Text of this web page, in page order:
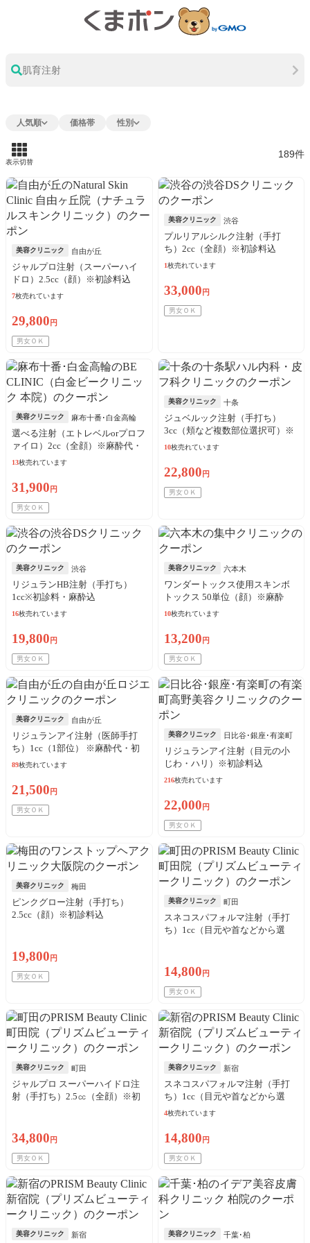
肌育注射
人気順 価格帯 性別
表示切替
189件
美容クリニック 自由が丘
ジャルプロ注射（スーパーハイ
ドロ）2.5cc（顔）※初診料込
7枚売れています
29,800 円
男女ＯＫ
美容クリニック 渋谷
プルリアルシルク注射（手打
ち）2cc（全顔）※初診料込
1枚売れています
33,000 円
男女ＯＫ
美容クリニック 麻布十番･白金高輪
選べる注射（エトレベルorプロフ
ァイロ）2cc（全顔）※麻酔代・
初診料込／リピート可
13枚売れています
31,900 円
男女ＯＫ
美容クリニック 十条
ジュベルック注射（手打ち）
3cc（頬など複数部位選択可）※
初診料込／3枚可
10枚売れています
22,800 円
男女ＯＫ
美容クリニック 渋谷
リジュランHB注射（手打ち）
1cc※初診料・麻酔込
16枚売れています
19,800 円
男女ＯＫ
美容クリニック 六本木
ワンダートックス使用スキンボ
トックス 50単位（顔）※麻酔
代、初診料込
10枚売れています
13,200 円
男女ＯＫ
美容クリニック 自由が丘
リジュランアイ注射（医師手打
ち）1cc（1部位） ※麻酔代・初
診料込
89枚売れています
21,500 円
男女ＯＫ
美容クリニック 日比谷･銀座･有楽町
リジュランアイ注射（目元の小
じわ・ハリ）※初診料込
216枚売れています
22,000 円
男女ＯＫ
美容クリニック 梅田
ピンクグロー注射（手打ち）
2.5cc（顔）※初診料込
19,800 円
男女ＯＫ
美容クリニック 町田
スネコスパフォルマ注射（手打
ち）1cc（目元や首などから選
14,800 円
男女ＯＫ
美容クリニック 町田
ジャルプロ スーパーハイドロ注
射（手打ち）2.5㏄（全顔）※初
34,800 円
男女ＯＫ
美容クリニック 新宿
スネコスパフォルマ注射（手打
ち）1cc（目元や首などから選
択）※初診料込／リピート可
4枚売れています
14,800 円
男女ＯＫ
美容クリニック 新宿 美容クリニック 千葉･柏